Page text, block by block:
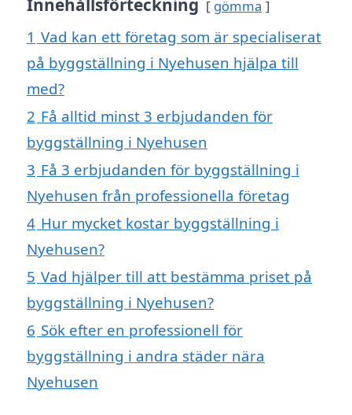
Innehållsförteckning gömma
1 Vad kan ett företag som är specialiserat
på byggställning i Nyehusen hjälpa till
med?
2 Få alltid minst 3 erbjudanden för
byggställning i Nyehusen
3 Få 3 erbjudanden för byggställning i
Nyehusen från professionella företag
4 Hur mycket kostar byggställning i
Nyehusen?
5 Vad hjälper till att bestämma priset på
byggställning i Nyehusen?
6 Sök efter en professionell för
byggställning i andra städer nära
Nyehusen